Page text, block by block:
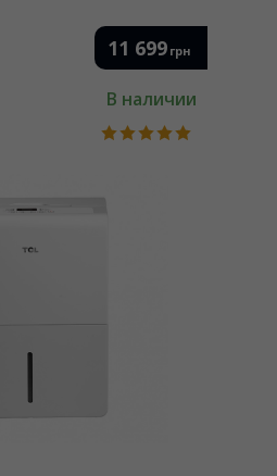
11 699 грн
В наличии